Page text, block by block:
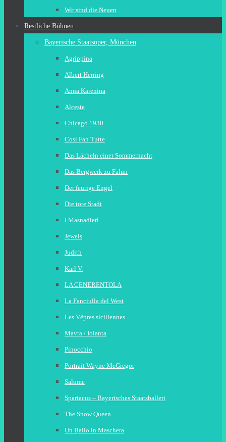
Wir sind die Neuen
Restliche Bühnen
Bayerische Staatsoper, München
Agrippina
Albert Herring
Anna Karenina
Alceste
Chicago 1930
Cosi Fan Tutte
Das Lächeln einer Sommernacht
Das Bergwerk zu Falun
Der feurige Engel
Die tote Stadt
I Masnadieri
Jewels
Judith
Karl V.
LA CENERENTOLA
La Fanciulla del West
Les Vêpres siciliennes
Mavra / Iolanta
Pinocchio
Portrait Wayne McGregor
Salome
Spartacus – Bayerisches Staatsballett
The Snow Queen
Un Ballo in Maschera